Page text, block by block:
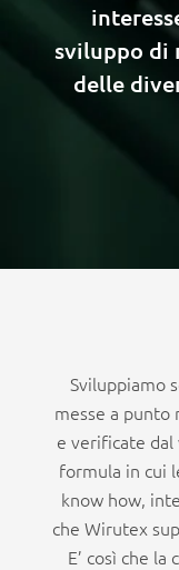
sviluppo di
delle
Sviluppiamo
messe a
e verificate dal
formula in cui
know how,
che Wirutex
E’ così che